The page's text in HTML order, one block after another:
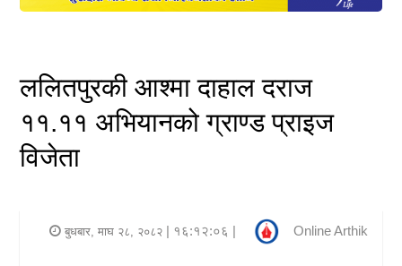
पूँजीबजार
अटो
कला
ललितपुरकी आश्मा दाहाल दराज
११.११ अभियानको ग्राण्ड प्राइज
विजेता
बुधबार, माघ २८, २०८२ | १६:१२:०६ | Online Arthik